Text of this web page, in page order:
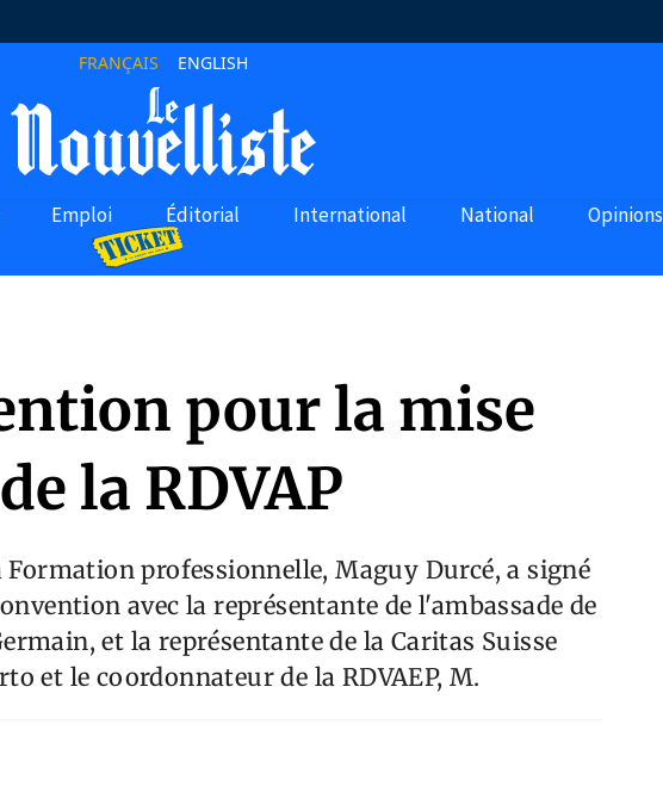
FRANÇAIS ENGLISH
Emploi Éditorial International National Opinions
pour la mise
la RDVAP
professionnelle, Maguy Durcé, a signé
avec la représentante de l'ambassade de
et la représentante de la Caritas Suisse
et le coordonnateur de la RDVAEP, M.